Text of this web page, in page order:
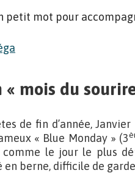
petit mot pour
mois du
de fin d’année,
« Blue Monday » (3
le jour le plus
berne, difficile de